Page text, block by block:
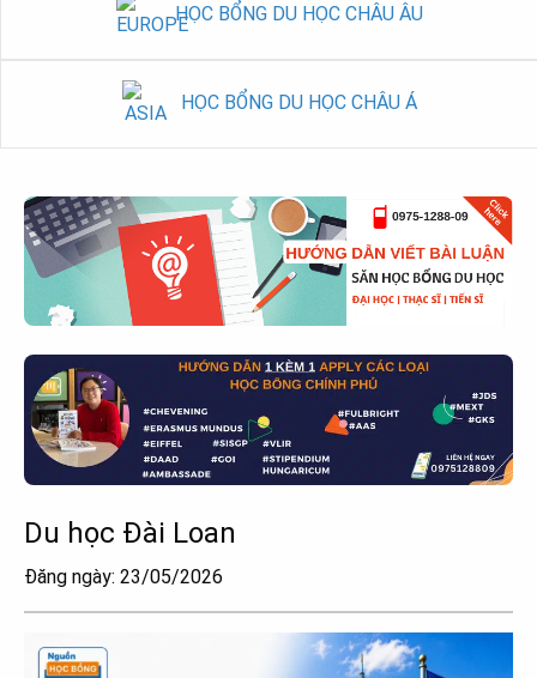
HỌC BỔNG DU HỌC CHÂU ÂU
HỌC BỔNG DU HỌC CHÂU Á
Du học Đài Loan
Đăng ngày: 23/05/2026